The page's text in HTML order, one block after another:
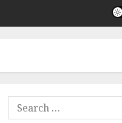
Search
for: